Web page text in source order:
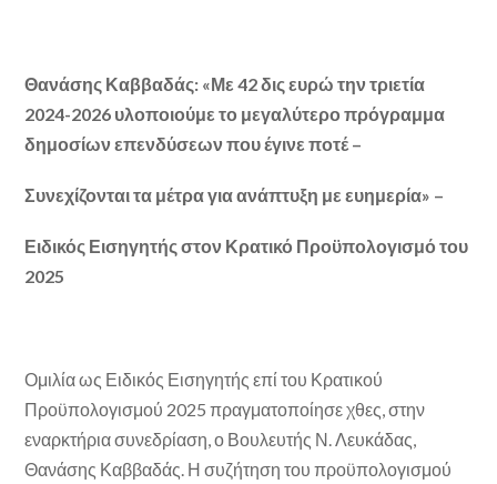
Θανάσης Καββαδάς: «Με 42 δις ευρώ την τριετία
2024-2026 υλοποιούμε το μεγαλύτερο πρόγραμμα
δημοσίων επενδύσεων που έγινε ποτέ –
Συνεχίζονται τα μέτρα για ανάπτυξη με ευημερία» –
Ειδικός Εισηγητής στον Κρατικό Προϋπολογισμό του
2025
Ομιλία ως Ειδικός Εισηγητής επί του Κρατικού
Προϋπολογισμού 2025 πραγματοποίησε χθες, στην
εναρκτήρια συνεδρίαση, ο Βουλευτής Ν. Λευκάδας,
Θανάσης Καββαδάς. Η συζήτηση του προϋπολογισμού